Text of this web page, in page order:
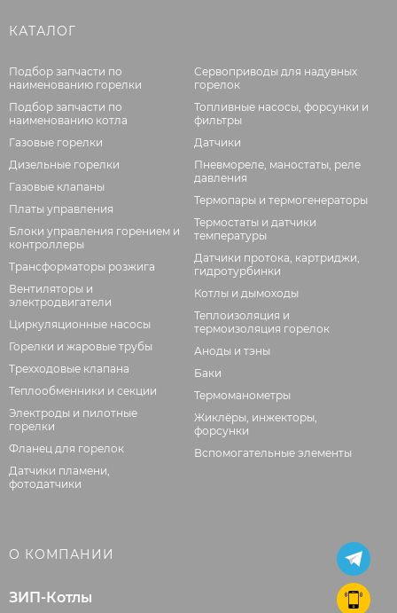
КАТАЛОГ
Подбор запчасти по
наименованию горелки
Подбор запчасти по
наименованию котла
Газовые горелки
Дизельные горелки
Газовые клапаны
Платы управления
Блоки управления горением и
контроллеры
Трансформаторы розжига
Вентиляторы и
электродвигатели
Циркуляционные насосы
Горелки и жаровые трубы
Трехходовые клапана
Теплообменники и секции
Электроды и пилотные
горелки
Фланец для горелок
Датчики пламени,
фотодатчики
Сервоприводы для надувных
горелок
Топливные насосы, форсунки и
фильтры
Датчики
Пневмореле, маностаты, реле
давления
Термопары и термогенераторы
Термостаты и датчики
температуры
Датчики протока, картриджи,
гидротурбинки
Котлы и дымоходы
Теплоизоляция и
термоизоляция горелок
Аноды и тэны
Баки
Термоманометры
Жиклёры, инжекторы,
форсунки
Вспомогательные элементы
О КОМПАНИИ
ЗИП-Котлы